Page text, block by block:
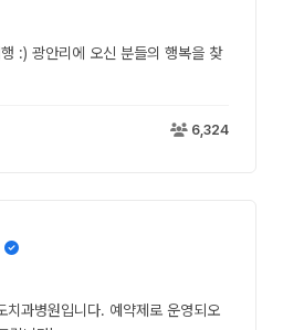
:) 광안리에 오신 분들의 행복을 찾
6,324
과병원입니다. 예약제로 운영되오